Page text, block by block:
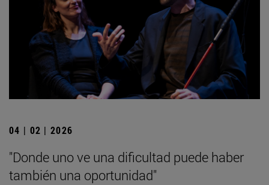
04 | 02 | 2026
"Donde uno ve una dificultad puede haber
también una oportunidad"